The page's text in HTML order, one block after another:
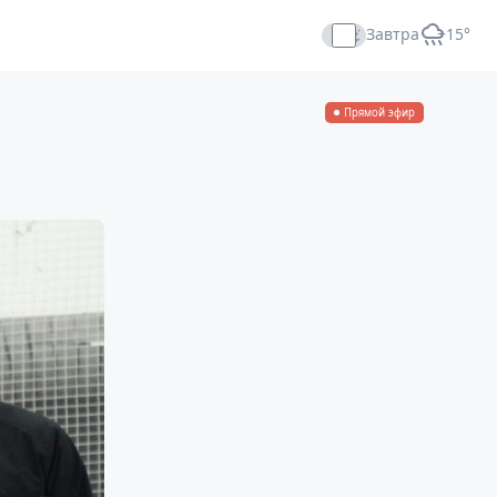
Завтра +15°
Прямой эфир